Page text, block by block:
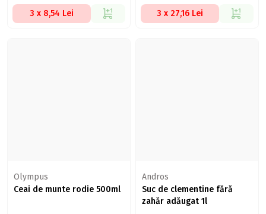
3 x 8,54 Lei 3 x 27,16 Lei
Olympus
Ceai de munte rodie 500ml
Andros
Suc de clementine fără
zahăr adăugat 1l